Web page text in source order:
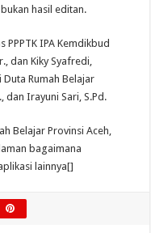
hasil editan.
IPA Kemdikbud
dan Kiky Syafredi,
Rumah Belajar
dan Irayuni Sari, S.Pd.
Belajar Provinsi Aceh,
bagaimana
lainnya[]